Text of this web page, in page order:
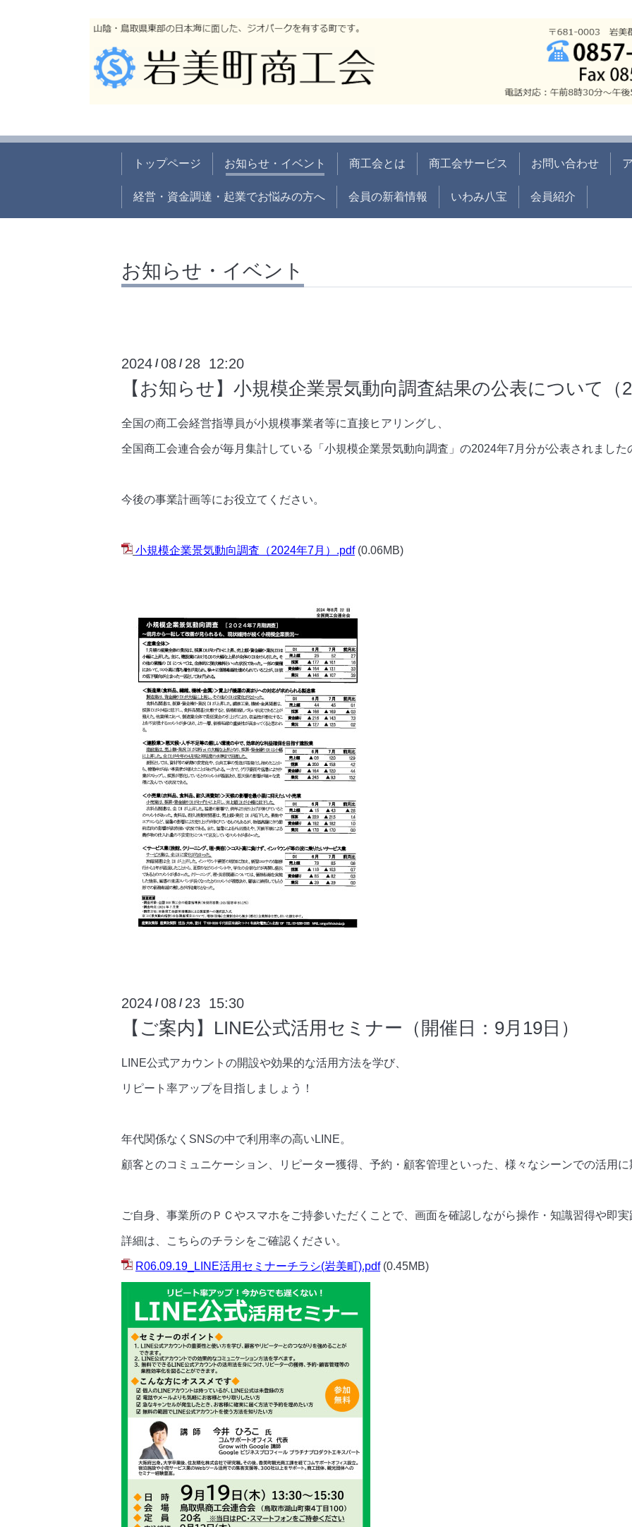
トップページ お知らせ・イベント 商工会とは 商工会サービス お問い合わせ
経営・資金調達・起業でお悩みの方へ 会員の新着情報 いわみ八宝 会員紹介
お知らせ・イベント
2024 /08 / 28 12:20
【お知らせ】小規模企業景気動向調査結果の公表について（
全国の商工会経営指導員が小規模事業者等に直接ヒアリングし、
全国商工会連合会が毎月集計している「小規模企業景気動向調査」の2024年7月分が公表されました
今後の事業計画等にお役立てください。
小規模企業景気動向調査（2024年7月）.pdf (0.06MB)
2024 /08 / 23 15:30
【ご案内】LINE公式活用セミナー（開催日：9月19日）
LINE公式アカウントの開設や効果的な活用方法を学び、
リピート率アップを目指しましょう！
年代関係なくSNSの中で利用率の高いLINE。
顧客とのコミュニケーション、リピーター獲得、予約・顧客管理といった、様々なシーンでの活用に
ご自身、事業所のＰＣやスマホをご持参いただくことで、画面を確認しながら操作・知識習得や即実
詳細は、こちらのチラシをご確認ください。
R06.09.19_LINE活用セミナーチラシ(岩美町).pdf (0.45MB)